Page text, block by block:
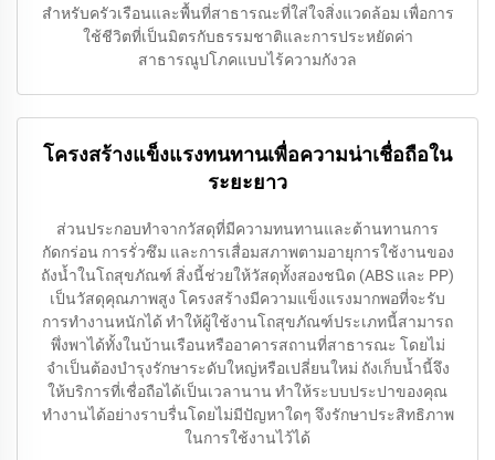
สำหรับครัวเรือนและพื้นที่สาธารณะที่ใส่ใจสิ่งแวดล้อม เพื่อการ
ใช้ชีวิตที่เป็นมิตรกับธรรมชาติและการประหยัดค่า
สาธารณูปโภคแบบไร้ความกังวล
โครงสร้างแข็งแรงทนทานเพื่อความน่าเชื่อถือใน
ระยะยาว
ส่วนประกอบทำจากวัสดุที่มีความทนทานและต้านทานการ
กัดกร่อน การรั่วซึม และการเสื่อมสภาพตามอายุการใช้งานของ
ถังน้ำในโถสุขภัณฑ์ สิ่งนี้ช่วยให้วัสดุทั้งสองชนิด (ABS และ PP)
เป็นวัสดุคุณภาพสูง โครงสร้างมีความแข็งแรงมากพอที่จะรับ
การทำงานหนักได้ ทำให้ผู้ใช้งานโถสุขภัณฑ์ประเภทนี้สามารถ
พึ่งพาได้ทั้งในบ้านเรือนหรืออาคารสถานที่สาธารณะ โดยไม่
จำเป็นต้องบำรุงรักษาระดับใหญ่หรือเปลี่ยนใหม่ ถังเก็บน้ำนี้จึง
ให้บริการที่เชื่อถือได้เป็นเวลานาน ทำให้ระบบประปาของคุณ
ทำงานได้อย่างราบรื่นโดยไม่มีปัญหาใดๆ จึงรักษาประสิทธิภาพ
ในการใช้งานไว้ได้